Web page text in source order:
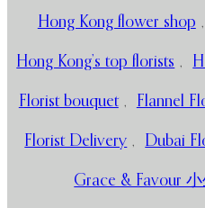
Hong Kong flower shop ,
Hong Kong’s top florists ,
Florist bouquet , Flannel
Florist Delivery , Dubai
Grace & Favour